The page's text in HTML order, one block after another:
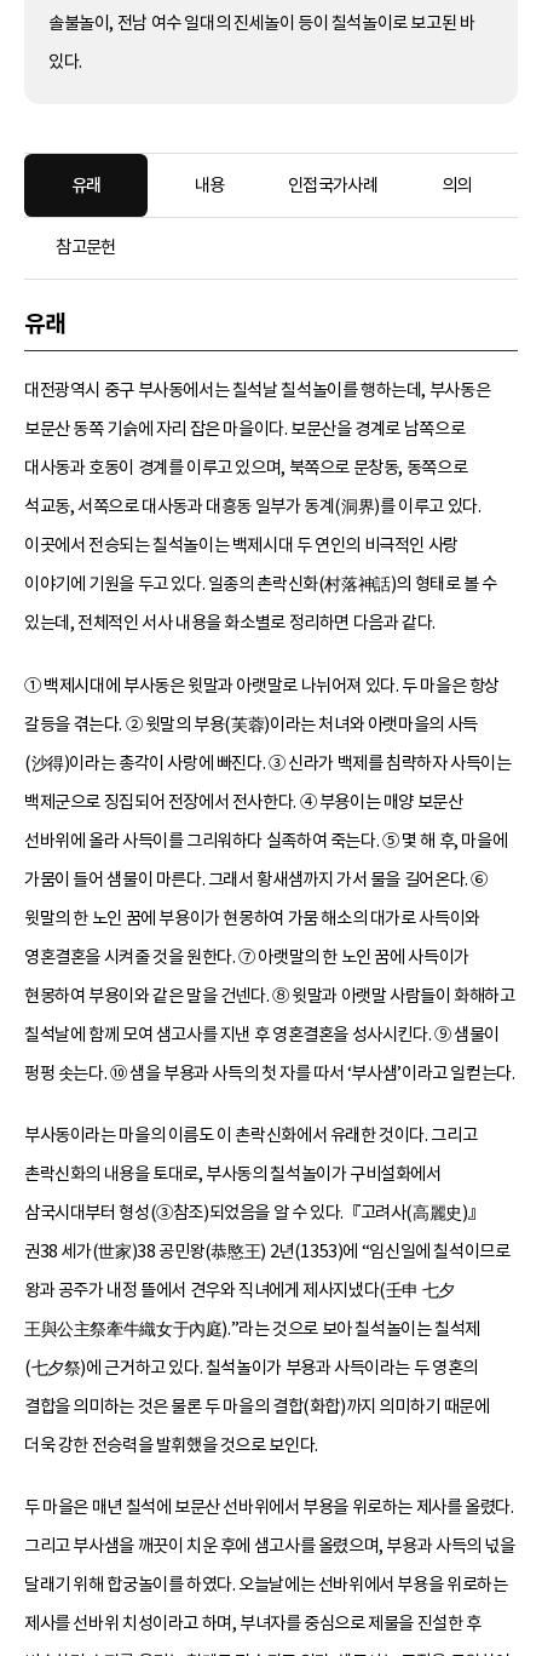
솔불놀이, 전남 여수 일대의 진세놀이 등이 칠석놀이로 보고된 바
있다.
유래 내용 인접국가사례 의의
참고문헌
유래
대전광역시 중구 부사동에서는 칠석날 칠석놀이를 행하는데, 부사동은
보문산 동쪽 기슭에 자리 잡은 마을이다. 보문산을 경계로 남쪽으로
대사동과 호동이 경계를 이루고 있으며, 북쪽으로 문창동, 동쪽으로
석교동, 서쪽으로 대사동과 대흥동 일부가 동계(洞界)를 이루고 있다.
이곳에서 전승되는 칠석놀이는 백제시대 두 연인의 비극적인 사랑
이야기에 기원을 두고 있다. 일종의 촌락신화(村落神話)의 형태로 볼 수
있는데, 전체적인 서사 내용을 화소별로 정리하면 다음과 같다.
① 백제시대에 부사동은 윗말과 아랫말로 나뉘어져 있다. 두 마을은 항상
갈등을 겪는다. ② 윗말의 부용(芙蓉)이라는 처녀와 아랫마을의 사득
(沙得)이라는 총각이 사랑에 빠진다. ③ 신라가 백제를 침략하자 사득이는
백제군으로 징집되어 전장에서 전사한다. ④ 부용이는 매양 보문산
선바위에 올라 사득이를 그리워하다 실족하여 죽는다. ⑤ 몇 해 후, 마을에
가뭄이 들어 샘물이 마른다. 그래서 황새샘까지 가서 물을 길어온다. ⑥
윗말의 한 노인 꿈에 부용이가 현몽하여 가뭄 해소의 대가로 사득이와
영혼결혼을 시켜줄 것을 원한다. ⑦ 아랫말의 한 노인 꿈에 사득이가
현몽하여 부용이와 같은 말을 건넨다. ⑧ 윗말과 아랫말 사람들이 화해하고
칠석날에 함께 모여 샘고사를 지낸 후 영혼결혼을 성사시킨다. ⑨ 샘물이
펑펑 솟는다. ⑩ 샘을 부용과 사득의 첫 자를 따서 ‘부사샘’이라고 일컫는다.
부사동이라는 마을의 이름도 이 촌락신화에서 유래한 것이다. 그리고
촌락신화의 내용을 토대로, 부사동의 칠석놀이가 구비설화에서
삼국시대부터 형성(③참조)되었음을 알 수 있다.『고려사(高麗史)』
권38 세가(世家)38 공민왕(恭愍王) 2년(1353)에 “임신일에 칠석이므로
왕과 공주가 내정 뜰에서 견우와 직녀에게 제사지냈다(壬申 七夕
王與公主祭牽牛織女于內庭).”라는 것으로 보아 칠석놀이는 칠석제
(七夕祭)에 근거하고 있다. 칠석놀이가 부용과 사득이라는 두 영혼의
결합을 의미하는 것은 물론 두 마을의 결합(화합)까지 의미하기 때문에
더욱 강한 전승력을 발휘했을 것으로 보인다.
두 마을은 매년 칠석에 보문산 선바위에서 부용을 위로하는 제사를 올렸다.
그리고 부사샘을 깨끗이 치운 후에 샘고사를 올렸으며, 부용과 사득의 넋을
달래기 위해 합궁놀이를 하였다. 오늘날에는 선바위에서 부용을 위로하는
제사를 선바위 치성이라고 하며, 부녀자를 중심으로 제물을 진설한 후